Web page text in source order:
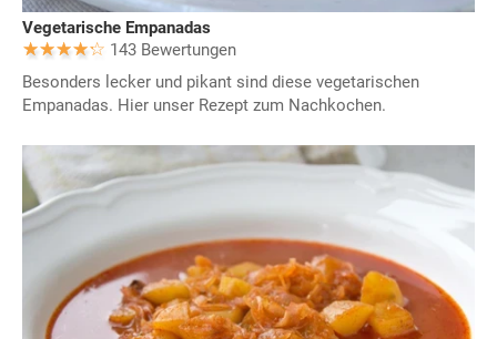
Vegetarische Empanadas
143 Bewertungen
Besonders lecker und pikant sind diese vegetarischen
Empanadas. Hier unser Rezept zum Nachkochen.